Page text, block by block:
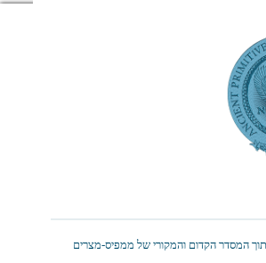
המסדר הקדום והמקורי של ממפיס-מצרים